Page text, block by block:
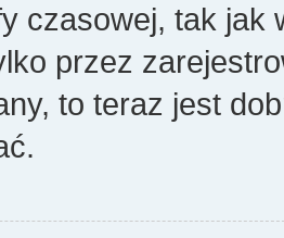
czasowej, tak jak
przez
to teraz jest